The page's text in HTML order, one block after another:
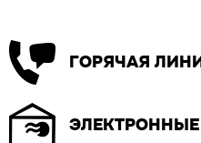
ГОРЯЧАЯ